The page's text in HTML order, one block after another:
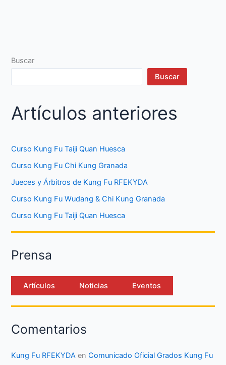
Buscar
Buscar
Artículos anteriores
Curso Kung Fu Taiji Quan Huesca
Curso Kung Fu Chi Kung Granada
Jueces y Árbitros de Kung Fu RFEKYDA
Curso Kung Fu Wudang & Chi Kung Granada
Curso Kung Fu Taiji Quan Huesca
Prensa
Artículos Noticias Eventos
Comentarios
Kung Fu RFEKYDA enComunicado Oficial Grados Kung Fu